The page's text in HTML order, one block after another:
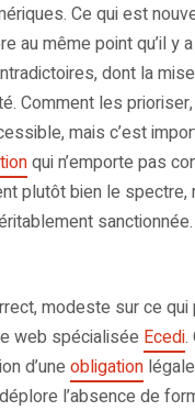
Ce qui est
au même point qu’il
dont la
Comment les
mais c’est
qui n’emporte pas
plutôt bien le
modeste sur ce
web spécialisée Ecedi.
d’une obligation
l’absence de